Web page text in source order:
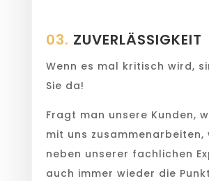
03. ZUVERLÄSSIGKEIT
Wenn es mal kritisch wird,
Sie da!
Fragt man unsere Kunden,
mit uns zusammenarbeiten,
neben unserer fachlichen
auch immer wieder die